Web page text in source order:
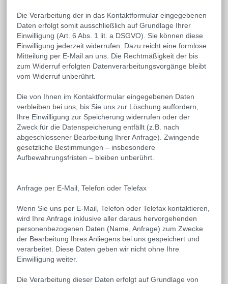
Die Verarbeitung der in das Kontaktformular eingegebenen
Daten erfolgt somit ausschließlich auf Grundlage Ihrer
Einwilligung (Art. 6 Abs. 1 lit. a DSGVO). Sie können diese
Einwilligung jederzeit widerrufen. Dazu reicht eine formlose
Mitteilung per E-Mail an uns. Die Rechtmäßigkeit der bis
zum Widerruf erfolgten Datenverarbeitungsvorgänge bleibt
vom Widerruf unberührt.
Die von Ihnen im Kontaktformular eingegebenen Daten
verbleiben bei uns, bis Sie uns zur Löschung auffordern,
Ihre Einwilligung zur Speicherung widerrufen oder der
Zweck für die Datenspeicherung entfällt (z.B. nach
abgeschlossener Bearbeitung Ihrer Anfrage). Zwingende
gesetzliche Bestimmungen – insbesondere
Aufbewahrungsfristen – bleiben unberührt.
Anfrage per E-Mail, Telefon oder Telefax
Wenn Sie uns per E-Mail, Telefon oder Telefax kontaktieren,
wird Ihre Anfrage inklusive aller daraus hervorgehenden
personenbezogenen Daten (Name, Anfrage) zum Zwecke
der Bearbeitung Ihres Anliegens bei uns gespeichert und
verarbeitet. Diese Daten geben wir nicht ohne Ihre
Einwilligung weiter.
Die Verarbeitung dieser Daten erfolgt auf Grundlage von